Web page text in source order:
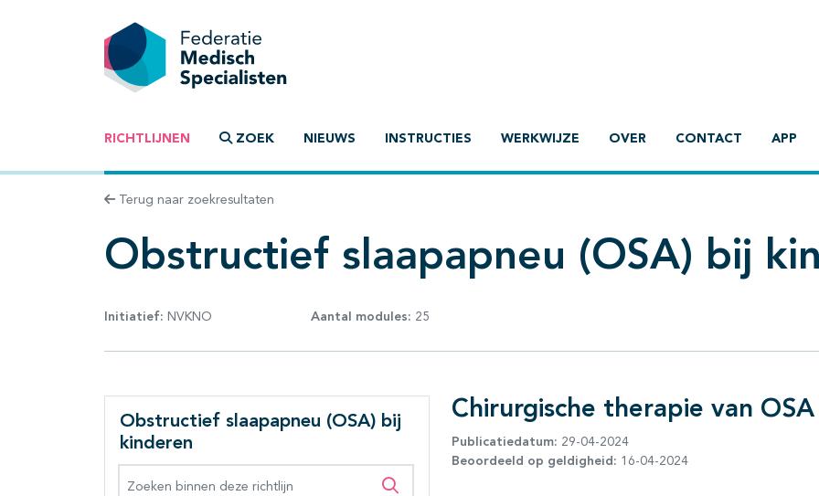
RICHTLIJNEN ZOEK NIEUWS INSTRUCTIES WERKWIJZE OVER CONTACT APP
Terug naar zoekresultaten
Obstructief slaapapneu (OSA) bij
Initiatief: NVKNO Aantal modules: 25
Obstructief slaapapneu (OSA) bij
kinderen
Chirurgische therapie van
Publicatiedatum: 29-04-2024
Beoordeeld op geldigheid: 16-04-2024